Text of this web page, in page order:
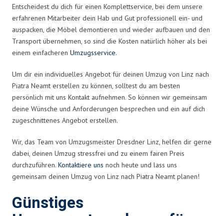
Entscheidest du dich für einen Komplettservice, bei dem unsere
erfahrenen Mitarbeiter dein Hab und Gut professionell ein- und
auspacken, die Möbel demontieren und wieder aufbauen und den
Transport übernehmen, so sind die Kosten natürlich höher als bei
einem einfacheren Umzugsservice.
Um dir ein individuelles Angebot für deinen Umzug von Linz nach
Piatra Neamt erstellen zu können, solltest du am besten
persönlich mit uns Kontakt aufnehmen. So können wir gemeinsam
deine Wünsche und Anforderungen besprechen und ein auf dich
zugeschnittenes Angebot erstellen.
Wir, das Team von Umzugsmeister Dresdner Linz, helfen dir gerne
dabei, deinen Umzug stressfrei und zu einem fairen Preis
durchzuführen. Kontaktiere uns noch heute und lass uns
gemeinsam deinen Umzug von Linz nach Piatra Neamt planen!
Günstiges